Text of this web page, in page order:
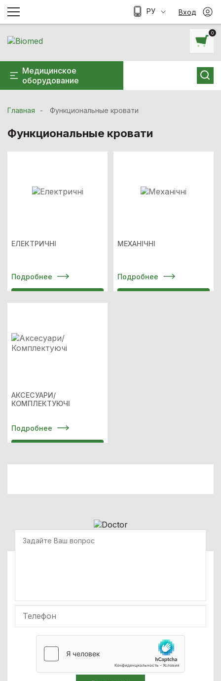
0
Медицинское
оборудование
РУ Вход
Главная Функциональные кровати
Функциональные кровати
ЕЛЕКТРИЧНІ
Подробнее
МЕХАНІЧНІ
Подробнее
АКСЕСУАРИ/
КОМПЛЕКТУЮЧІ
Подробнее